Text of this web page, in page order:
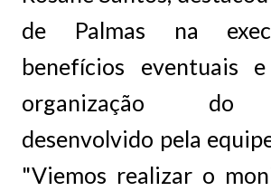
de Palmas na
benefícios eventuais
organização do
desenvolvido pela
"Viemos realizar o